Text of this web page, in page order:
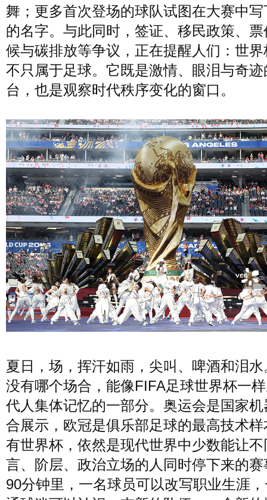
周末 城市 玩物
短片 时事 潮流 艺术
舞；更多首次登场的球队试图在大赛中
的名字。与此同时，签证、移民政策、
候与碳排放等争议，正在提醒人们：世
不只属于足球。它既是激情、眼泪与奇迹
台，也是观察时代秩序变化的窗口。
夏日，场，挥汗如雨，尖叫、啤酒和泪
没有哪个场合，能像FIFA足球世界杯一
代人集体记忆的一部分。奥运会是国家
合展示，欧冠是俱乐部足球的最高技术
有世界杯，依然是现代世界中少数能让不
言、阶层、政治立场的人同时停下来的
90分钟里，一名球员可以改写职业生涯